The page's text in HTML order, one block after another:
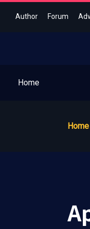
Author Forum
Home
Home